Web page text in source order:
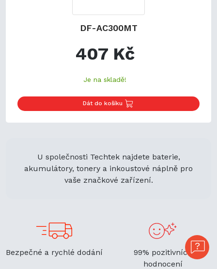
DF-AC300MT
407 Kč
Je na skladě!
Dát do košíku
U společnosti Techtek najdete baterie,
akumulátory, tonery a inkoustové náplně pro
vaše značkové zařízení.
Bezpečné a rychlé dodání
99% pozitivních
hodnocení